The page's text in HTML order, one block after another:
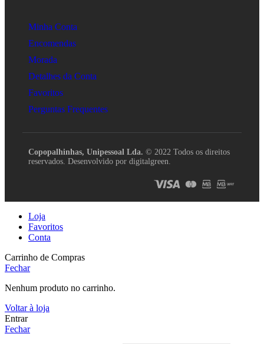
Minha Conta
Encomendas
Morada
Detalhes da Conta
Favoritos
Perguntas Frequentes
Copopalhinhas, Unipessoal Lda. © 2022 Todos os direitos
reservados. Desenvolvido por digitalgreen.
Loja
Favoritos
Conta
Carrinho de Compras
Fechar
Nenhum produto no carrinho.
Voltar à loja
Entrar
Fechar